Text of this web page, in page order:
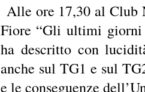
Alle ore 17,30 al Club
Fiore “Gli ultimi giorni
ha descritto con
anche sul TG1 e sul
e le conseguenze